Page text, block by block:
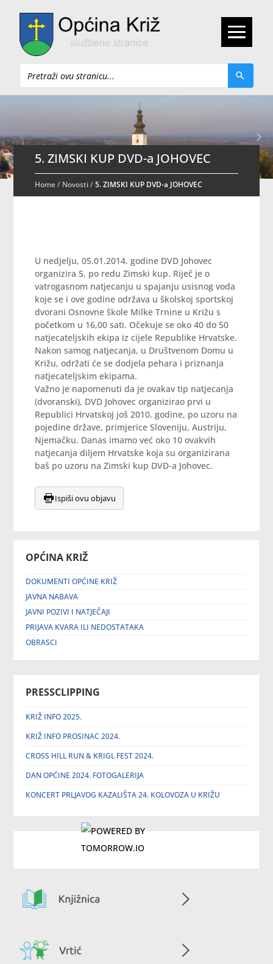
Pretraži
OPĆINA KRIŽ
DOKUMENTI OPĆINE KRIŽ
JAVNA NABAVA
JAVNI POZIVI I NATJEČAJI
PRIJAVA KVARA ILI NEDOSTATAKA
OBRASCI
PRESSCLIPPING
KRIŽ INFO 2025.
KRIŽ INFO PROSINAC 2024.
CROSS HILL RUN & KRIGL FEST 2024.
DAN OPĆINE 2024. FOTOGALERIJA
KONCERT PRLJAVOG KAZALIŠTA 24. KOLOVOZA U KRIŽU
5. ZIMSKI KUP DVD-a JOHOVEC
Home/ Novosti/5. ZIMSKI KUP DVD-a JOHOVEC
U nedjelju, 05.01.2014. godine DVD Johovec
organizira 5. po redu Zimski kup. Riječ je o
vatrogasnom natjecanju u spajanju usisnog voda
koje se i ove godine održava u školskoj sportskoj
dvorani Osnovne škole Milke Trnine u Križu s
početkom u 16,00 sati. Očekuje se oko 40 do 50
natjecateljskih ekipa iz cijele Republike Hrvatske.
Nakon samog natjecanja, u Društvenom Domu u
Križu, održati će se dodjela pehara i priznanja
natjecateljskim ekipama.
Važno je napomenuti da je ovakav tip natjecanja
(dvoranski), DVD Johovec organizirao prvi u
Republici Hrvatskoj još 2010. godine, po uzoru na
pojedine države, primjerice Sloveniju, Austriju,
Njemačku. Danas imamo već oko 10 ovakvih
natjecanja diljem Hrvatske koja su organizirana
baš po uzoru na Zimski kup DVD-a Johovec.
Ispiši ovu objavu